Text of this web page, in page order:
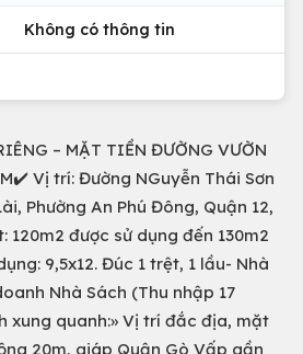
Không có thông tin
– MẶT TIỀN ĐƯỜNG VƯỜN
Vị trí: Đường NGuyễn Thái Sơn
Phường An Phú Đông, Quận 12,
120m2 được sử dụng đến 130m2
9,5x12. Đúc 1 trệt, 1 lầu- Nhà
Nhà Sách (Thu nhập 17
xung quanh:» Vị trí đắc địa, mặt
20m, giáp Quận Gò Vấp gần